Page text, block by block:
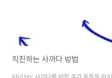
직진하는 사까다 방법